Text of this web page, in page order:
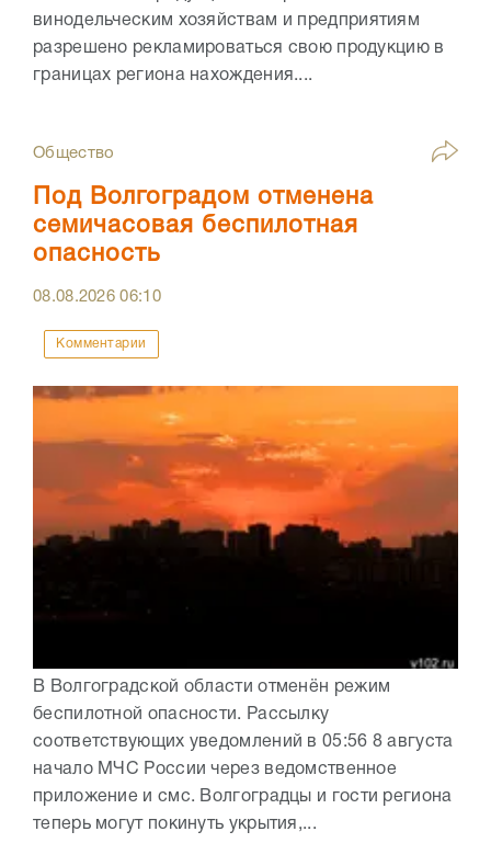
винодельческим хозяйствам и предприятиям
разрешено рекламироваться свою продукцию в
границах региона нахождения....
Общество
Под Волгоградом отменена
семичасовая беспилотная
опасность
08.08.202606:10
Комментарии
В Волгоградской области отменён режим
беспилотной опасности. Рассылку
соответствующих уведомлений в 05:56 8 августа
начало МЧС России через ведомственное
приложение и смс. Волгоградцы и гости региона
теперь могут покинуть укрытия,...